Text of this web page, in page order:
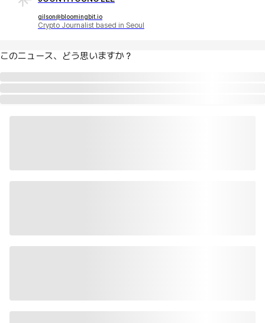
gilson@bloomingbit.io
Crypto Journalist based in Seoul
このニュース、どう思いますか？